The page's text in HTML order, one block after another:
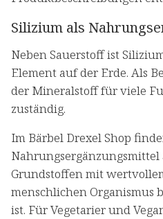
Silizium als
Neben Sauerstoff ist
Element auf der Erde. Als
der Mineralstoff für viele
zuständig.
Im Bärbel Drexel Shop
Grundstoffen mit
menschlichen Organismus
ist. Für Vegetarier und